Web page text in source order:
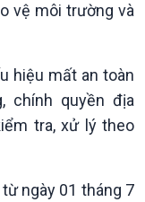
vệ môi trường và
hiệu mất an toàn
chính quyền địa
tra, xử lý theo
ngày 01 tháng 7